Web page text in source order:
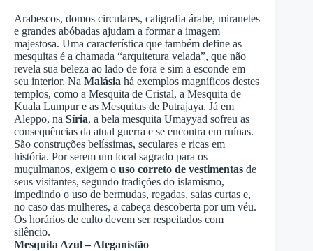
Arabescos, domos circulares, caligrafia árabe, miranetes
e grandes abóbadas ajudam a formar a imagem
majestosa. Uma característica que também define as
mesquitas é a chamada “arquitetura velada”, que não
revela sua beleza ao lado de fora e sim a esconde em
seu interior. Na Malásia há exemplos magníficos destes
templos, como a Mesquita de Cristal, a Mesquita de
Kuala Lumpur e as Mesquitas de Putrajaya. Já em
Aleppo, na Síria, a bela mesquita Umayyad sofreu as
consequências da atual guerra e se encontra em ruínas.
São construções belíssimas, seculares e ricas em
história. Por serem um local sagrado para os
muçulmanos, exigem o uso correto de vestimentas de
seus visitantes, segundo tradições do islamismo,
impedindo o uso de bermudas, regadas, saias curtas e,
no caso das mulheres, a cabeça descoberta por um véu.
Os horários de culto devem ser respeitados com
silêncio.
Mesquita Azul – Afeganistão